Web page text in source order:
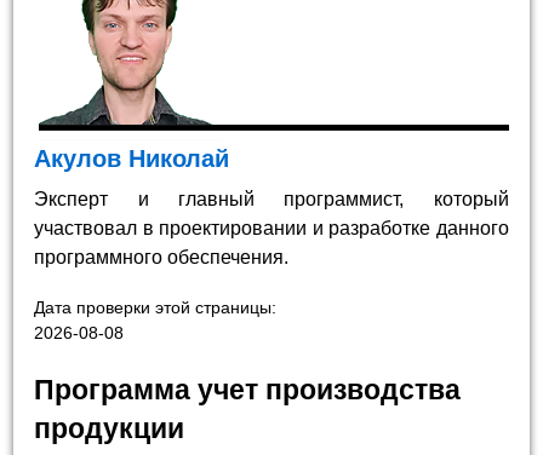
Акулов Николай
Эксперт и главный программист, который
участвовал в проектировании и разработке данного
программного обеспечения.
Дата проверки этой страницы:
2026-08-08
Программа учет производства
продукции